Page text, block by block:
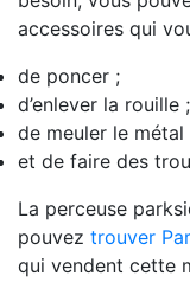
accessoires qui
de poncer ;
d’enlever la rouille ;
de meuler le métal
et de faire des
La perceuse
pouvez trouver
qui vendent cette